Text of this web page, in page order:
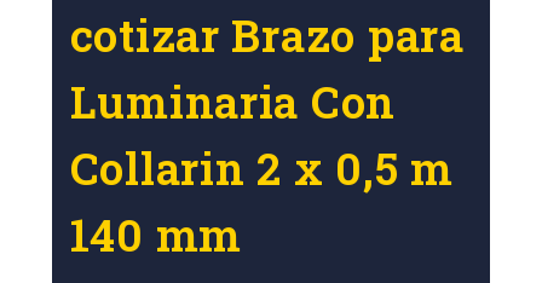
cotizar Brazo para
Luminaria Con
Collarin 2 x 0,5 m
140 mm